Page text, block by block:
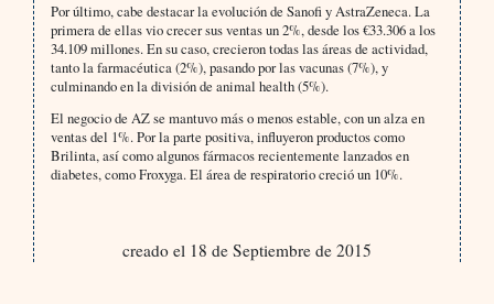
Por último, cabe destacar la evolución de Sanofi y AstraZeneca. La
primera de ellas vio crecer sus ventas un 2%, desde los €33.306 a los
34.109 millones. En su caso, crecieron todas las áreas de actividad,
tanto la farmacéutica (2%), pasando por las vacunas (7%), y
culminando en la división de animal health (5%).
El negocio de AZ se mantuvo más o menos estable, con un alza en
ventas del 1%. Por la parte positiva, influyeron productos como
Brilinta, así como algunos fármacos recientemente lanzados en
diabetes, como Froxyga. El área de respiratorio creció un 10%.
creado el 18 de Septiembre de 2015